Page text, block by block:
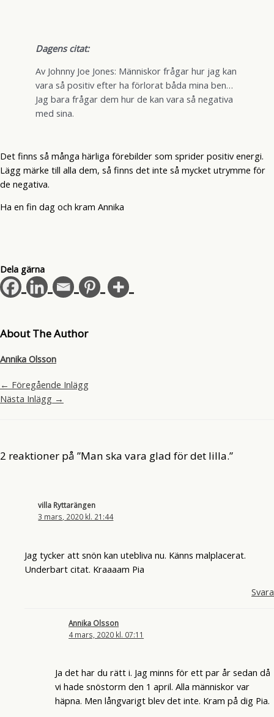
Dagens citat:
Av Johnny Joe Jones: Människor frågar hur jag kan
vara så positiv efter ha förlorat båda mina ben…
Jag bara frågar dem hur de kan vara så negativa
med sina.
Det finns så många härliga förebilder som sprider positiv energi.
Lägg märke till alla dem, så finns det inte så mycket utrymme för
de negativa.
Ha en fin dag och kram Annika
Dela gärna
About The Author
Annika Olsson
← Föregående Inlägg
Nästa Inlägg →
2 reaktioner på ”Man ska vara glad för det lilla.”
villa Ryttarängen
3 mars, 2020 kl. 21:44
Jag tycker att snön kan utebliva nu. Känns malplacerat.
Underbart citat. Kraaaam Pia
Svara
Annika Olsson
4 mars, 2020 kl. 07:11
Ja det har du rätt i. Jag minns för ett par år sedan då
vi hade snöstorm den 1 april. Alla människor var
häpna. Men långvarigt blev det inte. Kram på dig Pia.